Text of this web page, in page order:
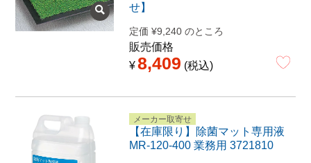
せ】
定価 ¥9,240 のところ
販売価格
¥8,409 税込
メーカー取寄せ
【在庫限り】除菌マット専用液
MR-120-400 業務用 3721810